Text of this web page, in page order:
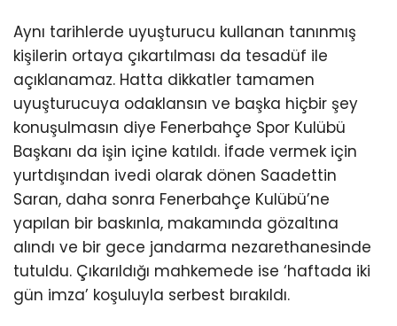
Aynı tarihlerde uyuşturucu kullanan tanınmış
kişilerin ortaya çıkartılması da tesadüf ile
açıklanamaz. Hatta dikkatler tamamen
uyuşturucuya odaklansın ve başka hiçbir şey
konuşulmasın diye Fenerbahçe Spor Kulübü
Başkanı da işin içine katıldı. İfade vermek için
yurtdışından ivedi olarak dönen Saadettin
Saran, daha sonra Fenerbahçe Kulübü’ne
yapılan bir baskınla, makamında gözaltına
alındı ve bir gece jandarma nezarethanesinde
tutuldu. Çıkarıldığı mahkemede ise ‘haftada iki
gün imza’ koşuluyla serbest bırakıldı.